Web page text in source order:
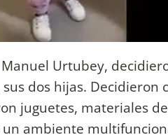
Urtubey,
sus dos hijas. Decidieron
juguetes, materiales
ambiente